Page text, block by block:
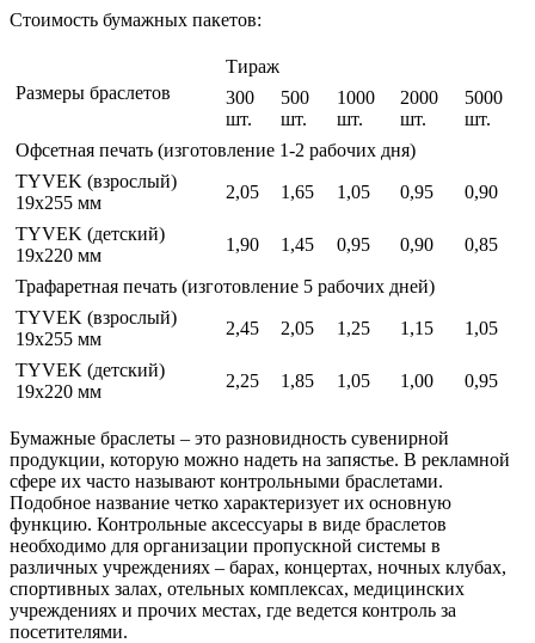
Стоимость бумажных пакетов:
Размеры браслетов
Тираж
300
шт.
500
шт.
1000
шт.
2000
шт.
5000
шт.
Офсетная печать (изготовление 1-2 рабочих дня)
TYVEK (взрослый)
19х255 мм
2,05 1,65 1,05 0,95 0,90
TYVEK (детский)
19х220 мм
1,90 1,45 0,95 0,90 0,85
Трафаретная печать (изготовление 5 рабочих дней)
TYVEK (взрослый)
19х255 мм
2,45 2,05 1,25 1,15 1,05
TYVEK (детский)
19х220 мм
2,25 1,85 1,05 1,00 0,95
Бумажные браслеты – это разновидность сувенирной
продукции, которую можно надеть на запястье. В рекламной
сфере их часто называют контрольными браслетами.
Подобное название четко характеризует их основную
функцию. Контрольные аксессуары в виде браслетов
необходимо для организации пропускной системы в
различных учреждениях – барах, концертах, ночных клубах,
спортивных залах, отельных комплексах, медицинских
учреждениях и прочих местах, где ведется контроль за
посетителями.